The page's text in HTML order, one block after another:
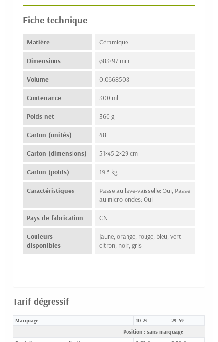
Fiche technique
Matière Céramique
Dimensions ø83×97 mm
Volume 0.0668508
Contenance 300 ml
Poids net 360 g
Carton (unités) 48
Carton (dimensions) 51×45.2×29 cm
Carton (poids) 19.5 kg
Caractéristiques
Passe au lave-vaisselle: Oui, Passe
au micro-ondes: Oui
Pays de fabrication CN
Couleurs
disponibles
jaune, orange, rouge, bleu, vert
citron, noir, gris
Tarif dégressif
Marquage 10-24 25-49
Position : sans marquage